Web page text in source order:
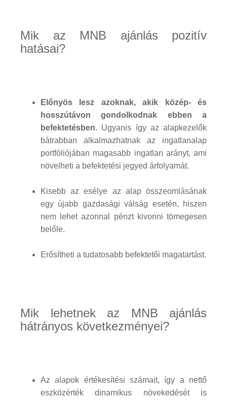
Mik az MNB ajánlás pozitív
hatásai?
Előnyös lesz azoknak, akik közép- és
hosszútávon gondolkodnak ebben a
befektetésben. Ugyanis így az alapkezelők
bátrabban alkalmazhatnak az ingatlanalap
portfóliójában magasabb ingatlan arányt, ami
növelheti a befektetési jegyed árfolyamát.
Kisebb az esélye az alap összeomlásának
egy újabb gazdasági válság esetén, hiszen
nem lehet azonnal pénzt kivonni tömegesen
belőle.
Erősítheti a tudatosabb befektetői magatartást.
Mik lehetnek az MNB ajánlás
hátrányos következményei?
Az alapok értékesítési számait, így a nettő
eszközérték dinamikus növekedését is